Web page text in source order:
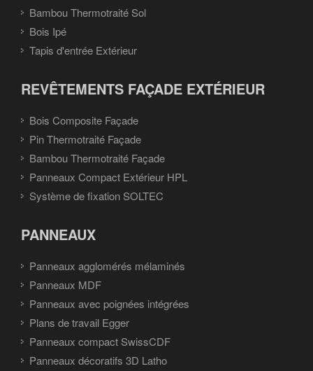
Bambou Thermotraité Sol
Bois Ipé
Tapis d'entrée Extérieur
REVÊTEMENTS FAÇADE EXTÉRIEUR
Bois Composite Façade
Pin Thermotraité Façade
Bambou Thermotraité Façade
Panneaux Compact Extérieur HPL
Système de fixation SOLTEC
PANNEAUX
Panneaux agglomérés mélaminés
Panneaux MDF
Panneaux avec poignées intégrées
Plans de travail Egger
Panneaux compact SwissCDF
Panneaux décoratifs 3D Latho